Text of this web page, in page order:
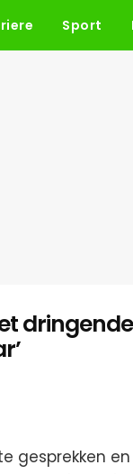
Sport
dringende
gesprekken en